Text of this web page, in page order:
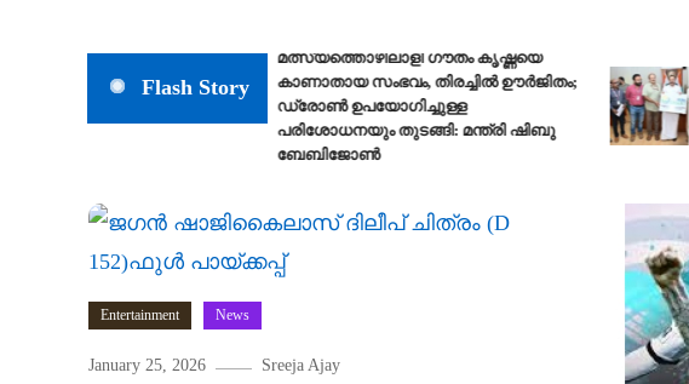
Flash Story
മത്സ്യത്തൊഴിലാളി ഗൗതം കൃഷ്ണയെ
കാണാതായ സംഭവം, തിരച്ചിൽ ഊർജിതം;
ഡ്രോണ്‍ ഉപയോഗിച്ചുള്ള
പരിശോധനയും തുടങ്ങി: മന്ത്രി ഷിബു
ബേബിജോണ്‍
Entertainment News
January 25, 2026 Sreeja Ajay